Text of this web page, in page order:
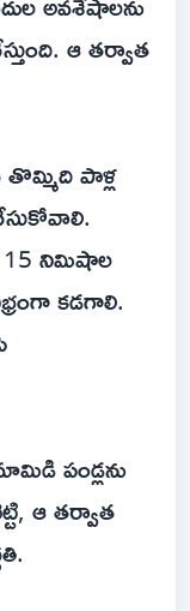
ఆ తర్వాత
తొమ్మిది పాళ్ల
15 నిమిషాల
కడగాలి.
పండ్లను
ఆ తర్వాత